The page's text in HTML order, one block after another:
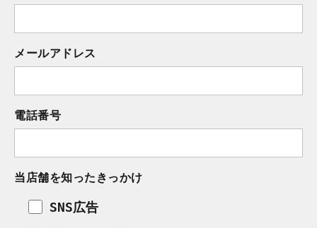
メールアドレス
電話番号
当店舗を知ったきっかけ
SNS広告